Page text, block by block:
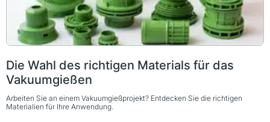
Die Wahl des richtigen Materials für das
Vakuumgießen
Arbeiten Sie an einem Vakuumgießprojekt? Entdecken Sie die richtigen
Materialien für Ihre Anwendung.